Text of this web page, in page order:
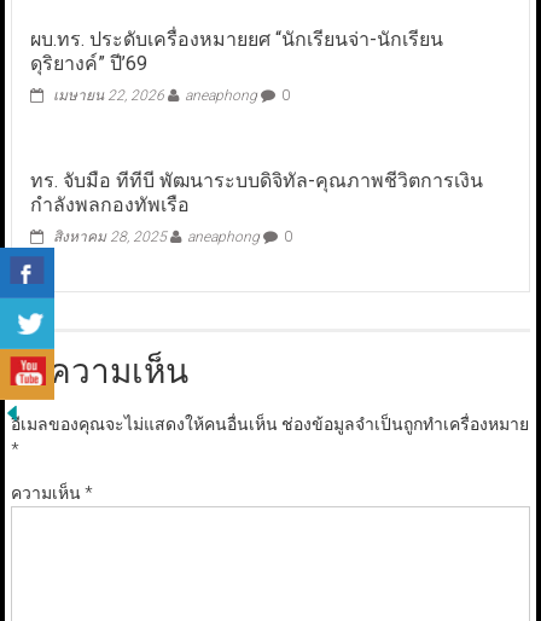
ผบ.ทร. ประดับเครื่องหมายยศ “นักเรียนจ่า-นักเรียน
ดุริยางค์” ปี’69
เมษายน 22, 2026 aneaphong 0
ทร. จับมือ ทีทีบี พัฒนาระบบดิจิทัล-คุณภาพชีวิตการเงิน
กำลังพลกองทัพเรือ
สิงหาคม 28, 2025 aneaphong 0
ใส่ความเห็น
อีเมลของคุณจะไม่แสดงให้คนอื่นเห็น ช่องข้อมูลจำเป็นถูกทำเครื่องหมาย
*
ความเห็น*